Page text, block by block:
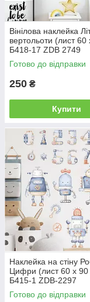
Вінілова наклейка
вертольоти (лист 60
Б418-17 ZDB 2749
Готово до відправки
250 ₴
Купити
Наклейка на стіну
Цифри (лист 60 х 90
Б415-1 ZDB-2297
Готово до відправки